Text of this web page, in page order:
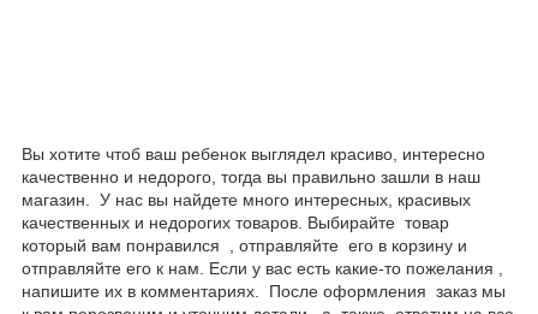
Вы хотите чтоб ваш ребенок выглядел красиво, интересно
качественно и недорого, тогда вы правильно зашли в наш
магазин. У нас вы найдете много интересных, красивых
качественных и недорогих товаров. Выбирайте товар
который вам понравился , отправляйте его в корзину и
отправляйте его к нам. Если у вас есть какие-то пожелания ,
напишите их в комментариях. После оформления заказ мы